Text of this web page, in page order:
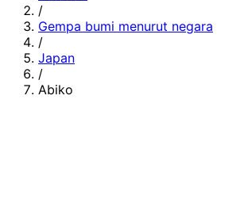
/
Gempa bumi menurut negara
/
Japan
/
Abiko